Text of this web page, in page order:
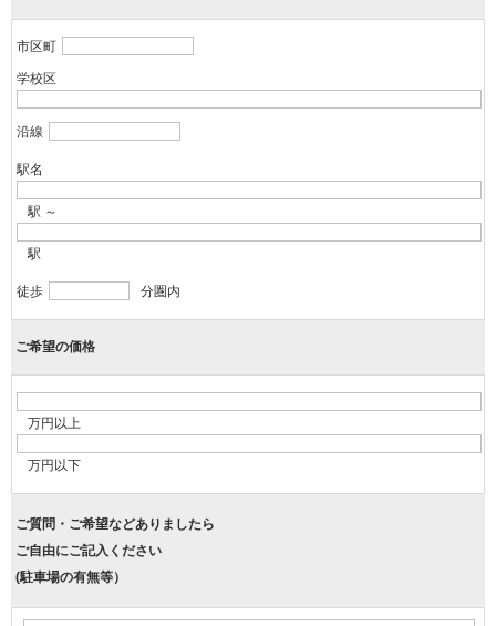
市区町
学校区
沿線
駅名
駅 ～
駅
徒歩 分圏内
ご希望の価格
万円以上
万円以下
ご質問・ご希望などありましたら
ご自由にご記入ください
(駐車場の有無等）